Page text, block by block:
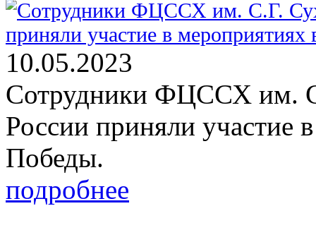
10.05.2023
Сотрудники ФЦССХ им.
России приняли участие
Победы.
подробнее